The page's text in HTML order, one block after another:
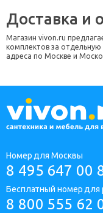
Доставка и
Магазин vivon.ru
комплектов за
адреса по Москве и
Номер для Москвы
8 495 647 00
Бесплатный номер для
8 800 555 62